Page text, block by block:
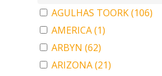
AGULHAS TOORK(106)
AMERICA(1)
ARBYN (62)
ARIZONA(21)